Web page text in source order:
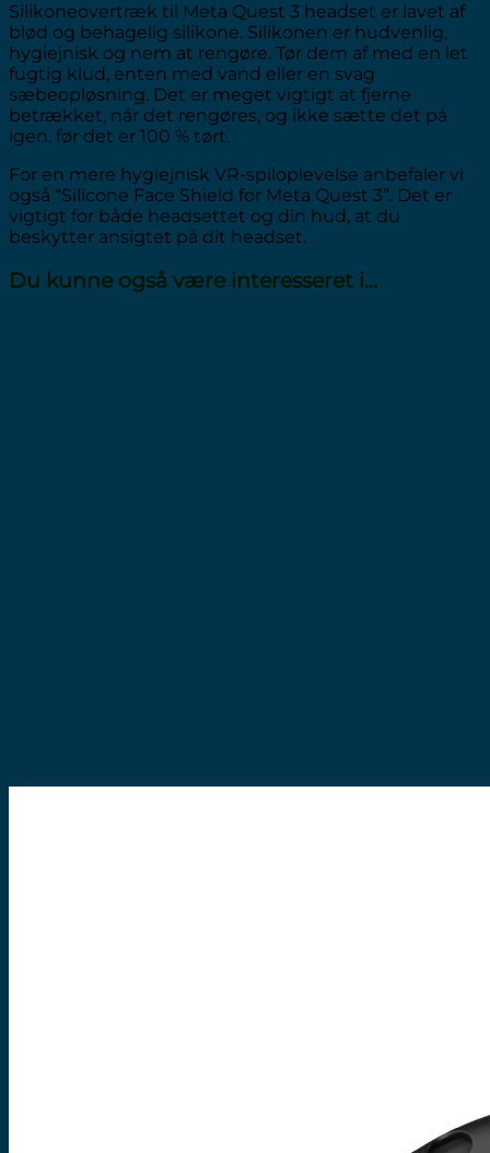
Silikoneovertræk til Meta Quest 3 headset er lavet af
blød og behagelig silikone. Silikonen er hudvenlig,
hygiejnisk og nem at rengøre. Tør dem af med en let
fugtig klud, enten med vand eller en svag
sæbeopløsning. Det er meget vigtigt at fjerne
betrækket, når det rengøres, og ikke sætte det på
igen, før det er 100 % tørt.
For en mere hygiejnisk VR-spiloplevelse anbefaler vi
også “Silicone Face Shield for Meta Quest 3”. Det er
vigtigt for både headsettet og din hud, at du
beskytter ansigtet på dit headset.
Du kunne også være interesseret i…